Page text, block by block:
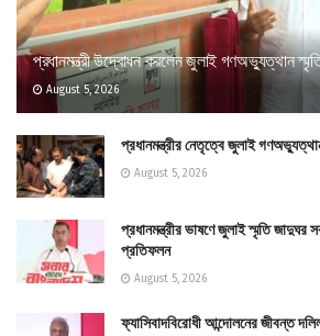
প্রধানমন্ত্রী উদ্বোধন করলেন জুলাই গণঅভ্যুত্থান
August 5, 2026
প্রধানমন্ত্রীর নেতৃত্বে জুলাই
August 5, 2026
প্রধানমন্ত্রীর ভাষণে জুলাই স্মৃতি জাদুঘর
প্রতিফলন
August 5, 2026
ফ্যাসিবাদবিরোধী আন্দোলনের জীবন্ত